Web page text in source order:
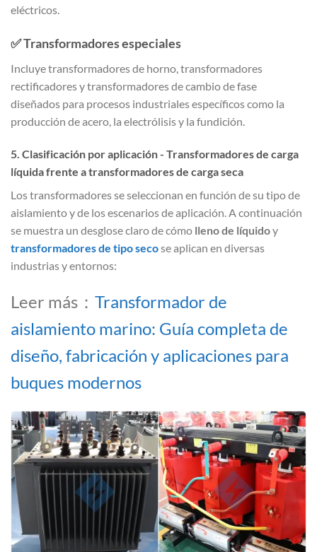
eléctricos.
✅Transformadores especiales
Incluye transformadores de horno, transformadores
rectificadores y transformadores de cambio de fase
diseñados para procesos industriales específicos como la
producción de acero, la electrólisis y la fundición.
5. Clasificación por aplicación - Transformadores de carga
líquida frente a transformadores de carga seca
Los transformadores se seleccionan en función de su tipo de
aislamiento y de los escenarios de aplicación. A continuación
se muestra un desglose claro de cómo lleno de líquidoy
transformadores de tipo secose aplican en diversas
industrias y entornos:
Leer más： Transformador de
aislamiento marino: Guía completa de
diseño, fabricación y aplicaciones para
buques modernos